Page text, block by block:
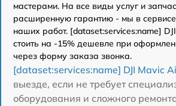
мастерами. На все виды услуг и
расширенную гарантию - мы в
наших работ. [dataset:services:name]
стоить на -15% дешевле при
через форму заказа звонка.
[dataset:services:name] DJI Mavic
выезде, если не требует
оборудования и сложного